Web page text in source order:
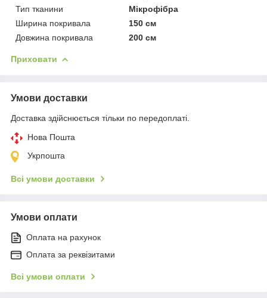
Тип тканини
Мікрофібра
Ширина покривала
150 см
Довжина покривала
200 см
Приховати
Умови доставки
Доставка здійснюється тільки по передоплаті.
Нова Пошта
Укрпошта
Всі умови доставки
Умови оплати
Оплата на рахунок
Оплата за реквізитами
Всі умови оплати